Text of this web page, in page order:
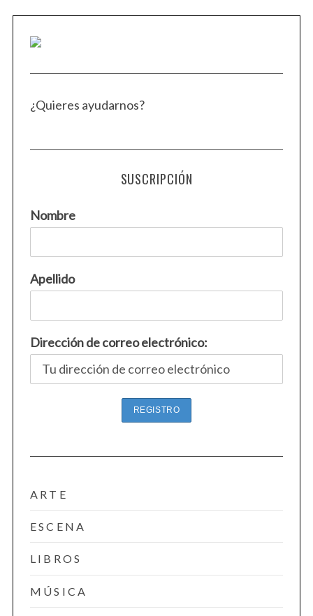
¿Quieres ayudarnos?
SUSCRIPCIÓN
Nombre
Apellido
Dirección de correo electrónico:
ARTE
ESCENA
LIBROS
MÚSICA